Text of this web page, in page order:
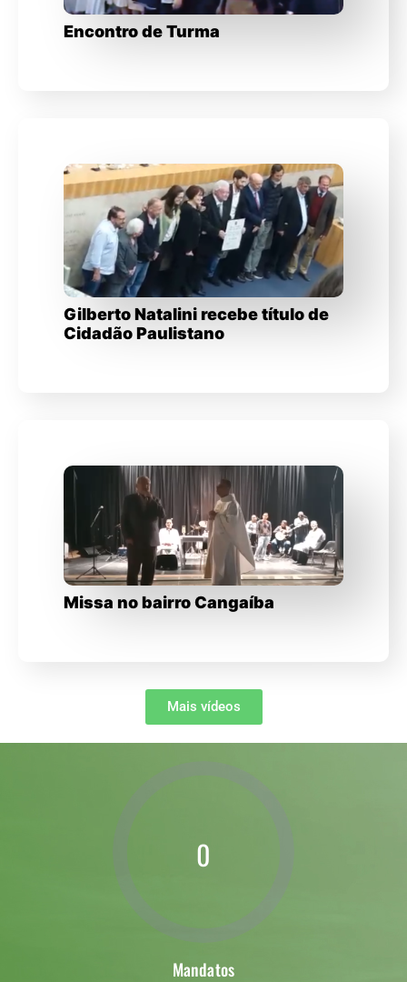
Encontro de Turma
Gilberto Natalini recebe título de
Cidadão Paulistano
Missa no bairro Cangaíba
Mais vídeos
0
Mandatos